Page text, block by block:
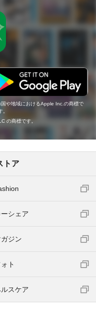
や地域におけるApple Inc.の商標で
の商標です。
トア
シェア
ジン
ト
スケア